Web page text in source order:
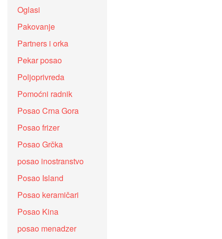
Oglasi
Pakovanje
Partners i orka
Pekar posao
Poljoprivreda
Pomoćni radnik
Posao Crna Gora
Posao frizer
Posao Grčka
posao inostranstvo
Posao Island
Posao keramičari
Posao Kina
posao menadzer